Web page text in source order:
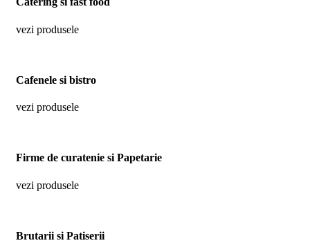
vezi produsele
Cafenele si bistro
vezi produsele
Firme de curatenie si Papetarie
vezi produsele
Brutarii si Patiserii